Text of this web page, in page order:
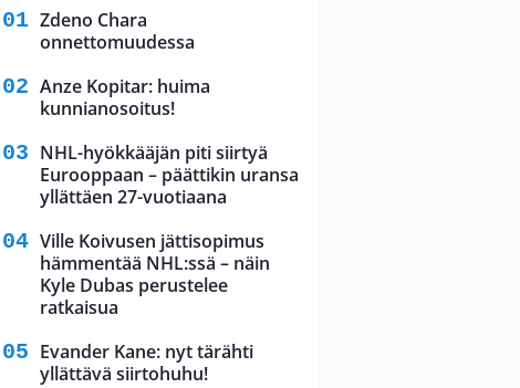
Zdeno Chara
onnettomuudessa
Anze Kopitar: huima
kunnianosoitus!
NHL-hyökkääjän piti siirtyä
Eurooppaan – päättikin uransa
yllättäen 27-vuotiaana
Ville Koivusen jättisopimus
hämmentää NHL:ssä – näin
Kyle Dubas perustelee
ratkaisua
Evander Kane: nyt tärähti
yllättävä siirtohuhu!